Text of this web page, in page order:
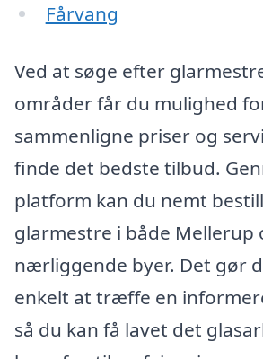
Fårvang
Ved at søge efter
områder får du mulighed
sammenligne priser og
finde det bedste tilbud.
platform kan du nemt
glarmestre i både Mellerup
nærliggende byer. Det gør
enkelt at træffe en
så du kan få lavet det